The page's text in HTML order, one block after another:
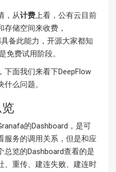
，从计费上看，公有云目前
存储空间来收费，
备此能力，开源大家都知
免费试用阶段。
下面我们来看下DeepFlow
么问题。
的Dashboard，是可
服务的调用关系，但是和应
总览的Dashboard查看的是
、重传、建连失败、建连时